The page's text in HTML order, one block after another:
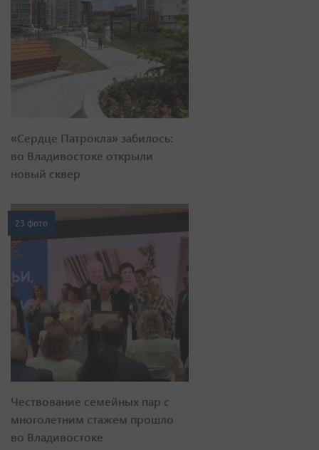
«Сердце Патрокла» забилось:
во Владивостоке открыли
новый сквер
23 фото
Чествование семейных пар с
многолетним стажем прошло
во Владивостоке